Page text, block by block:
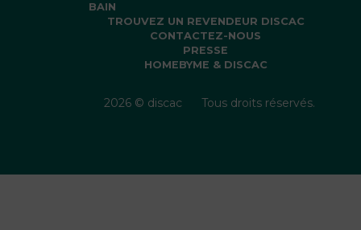
BAIN
TROUVEZ UN REVENDEUR DISCAC
CONTACTEZ-NOUS
PRESSE
HOMEBYME & DISCAC
2026 © discac Tous droits réservés.